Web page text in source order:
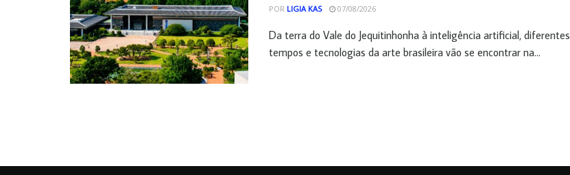
POR LIGIA KAS 07/08/2026
Da terra do Vale do Jequitinhonha à inteligência artificial, diferentes
tempos e tecnologias da arte brasileira vão se encontrar na...